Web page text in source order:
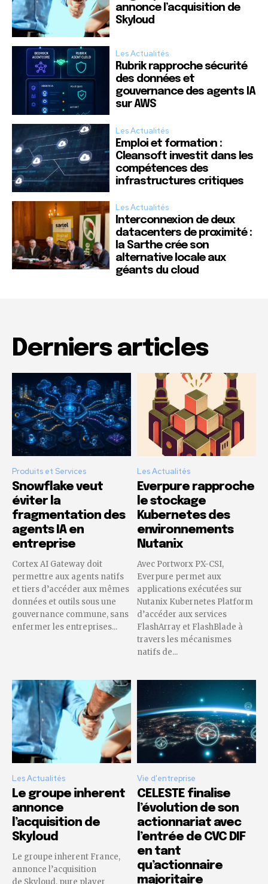
annonce l’acquisition de
Skyloud
Les Actualités
Rubrik rapproche sécurité
des données et
gouvernance des agents IA
sur AWS
Les Actualités
Emploi et formation :
Cleansoft investit dans les
compétences des
infrastructures critiques
Les Actualités
Interconnexion de deux
datacenters de proximité :
la Sarthe crée son
alternative locale aux
géants du cloud
Derniers articles
Produits et Services
Snowflake veut
éviter la
fragmentation des
agents IA en
entreprise
Cortex AI Gateway doit
permettre aux agents natifs
et tiers d’accéder aux mêmes
données et outils sous une
gouvernance commune, sans
enfermer les entreprises...
Les Actualités
Everpure rapproche
le stockage
Kubernetes des
environnements
Nutanix
Avec Portworx PX-CSI,
Everpure permet aux
applications exécutées sur
Nutanix Kubernetes Platform
d’accéder aux services
FlashArray et FlashBlade à
travers les mécanismes
natifs de...
Les Actualités
Le groupe inherent
annonce
l’acquisition de
Skyloud
Le groupe inherent France,
annonce l’acquisition
Vie d'entreprise
CELESTE finalise
l’évolution de son
actionnariat avec
l’entrée de CVC DIF
en tant
qu’actionnaire
majoritaire